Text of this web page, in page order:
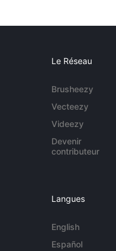
Le Réseau
Brusheezy
Vecteezy
Videezy
Devenir
contributeur
Langues
English
Español